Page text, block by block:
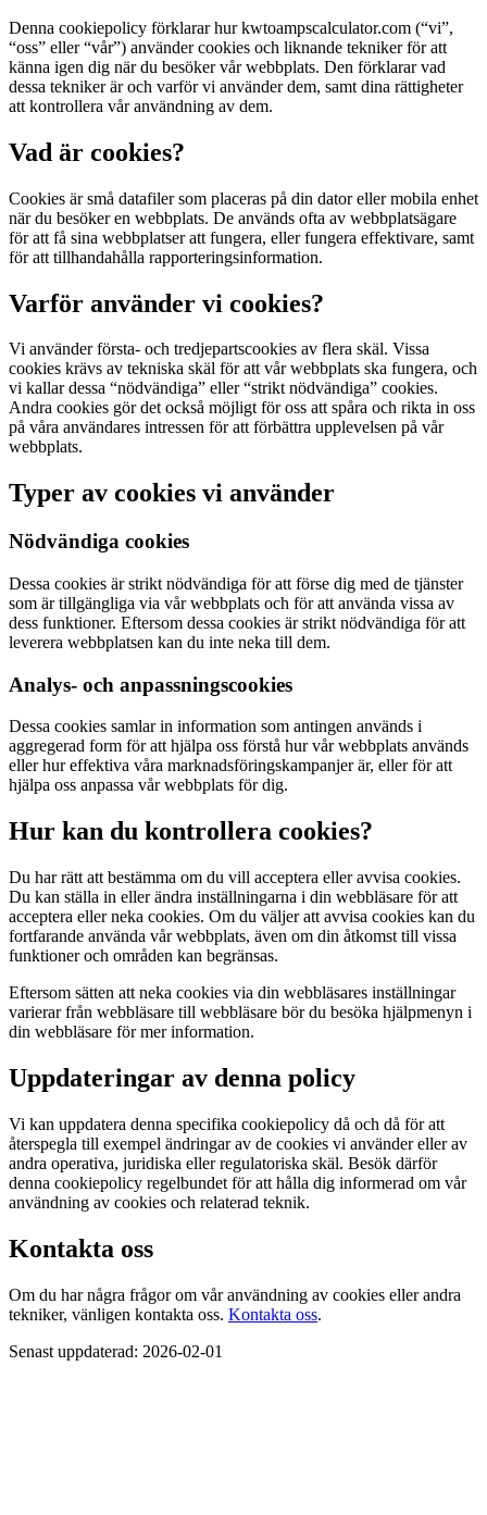
Denna cookiepolicy förklarar hur kwtoampscalculator.com (“vi”,
“oss” eller “vår”) använder cookies och liknande tekniker för att
känna igen dig när du besöker vår webbplats. Den förklarar vad
dessa tekniker är och varför vi använder dem, samt dina rättigheter
att kontrollera vår användning av dem.
Vad är cookies?
Cookies är små datafiler som placeras på din dator eller mobila enhet
när du besöker en webbplats. De används ofta av webbplatsägare
för att få sina webbplatser att fungera, eller fungera effektivare, samt
för att tillhandahålla rapporteringsinformation.
Varför använder vi cookies?
Vi använder första- och tredjepartscookies av flera skäl. Vissa
cookies krävs av tekniska skäl för att vår webbplats ska fungera, och
vi kallar dessa “nödvändiga” eller “strikt nödvändiga” cookies.
Andra cookies gör det också möjligt för oss att spåra och rikta in oss
på våra användares intressen för att förbättra upplevelsen på vår
webbplats.
Typer av cookies vi använder
Nödvändiga cookies
Dessa cookies är strikt nödvändiga för att förse dig med de tjänster
som är tillgängliga via vår webbplats och för att använda vissa av
dess funktioner. Eftersom dessa cookies är strikt nödvändiga för att
leverera webbplatsen kan du inte neka till dem.
Analys- och anpassningscookies
Dessa cookies samlar in information som antingen används i
aggregerad form för att hjälpa oss förstå hur vår webbplats används
eller hur effektiva våra marknadsföringskampanjer är, eller för att
hjälpa oss anpassa vår webbplats för dig.
Hur kan du kontrollera cookies?
Du har rätt att bestämma om du vill acceptera eller avvisa cookies.
Du kan ställa in eller ändra inställningarna i din webbläsare för att
acceptera eller neka cookies. Om du väljer att avvisa cookies kan du
fortfarande använda vår webbplats, även om din åtkomst till vissa
funktioner och områden kan begränsas.
Eftersom sätten att neka cookies via din webbläsares inställningar
varierar från webbläsare till webbläsare bör du besöka hjälpmenyn i
din webbläsare för mer information.
Uppdateringar av denna policy
Vi kan uppdatera denna specifika cookiepolicy då och då för att
återspegla till exempel ändringar av de cookies vi använder eller av
andra operativa, juridiska eller regulatoriska skäl. Besök därför
denna cookiepolicy regelbundet för att hålla dig informerad om vår
användning av cookies och relaterad teknik.
Kontakta oss
Om du har några frågor om vår användning av cookies eller andra
tekniker, vänligen kontakta oss. Kontakta oss.
Senast uppdaterad: 2026-02-01